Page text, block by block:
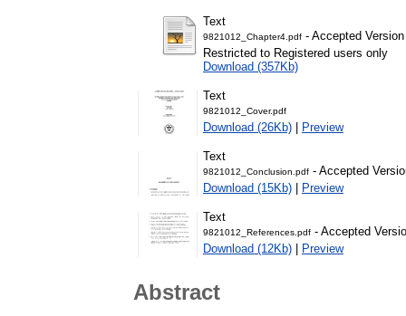
Text
9821012_Chapter4.pdf - Accepted Version
Restricted to Registered users only
Download (357Kb)
Text
9821012_Cover.pdf
Download (26Kb) | Preview
Text
9821012_Conclusion.pdf - Accepted
Download (15Kb) | Preview
Text
9821012_References.pdf - Accepted
Download (12Kb) | Preview
Abstract